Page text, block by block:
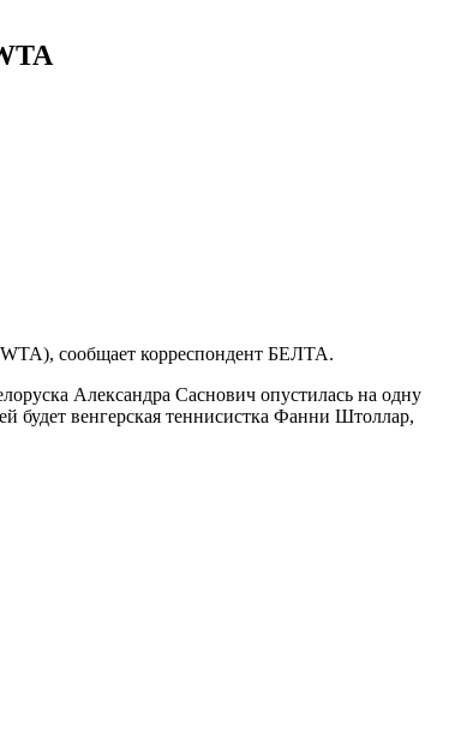
сообщает корреспондент БЕЛТА.
Александра Саснович опустилась на одну
будет венгерская теннисистка Фанни Штоллар,